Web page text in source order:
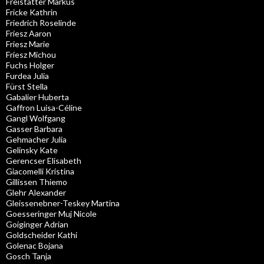
Fricke Kathrin
Friedrich Roselinde
Friesz Aaron
Friesz Marie
Friesz Michou
Fuchs Holger
Furdea Julia
Fürst Stella
Gabalier Huberta
Gaffron Luisa-Céline
Gangl Wolfgang
Gasser Barbara
Gehmacher Julia
Gelinsky Kate
Gerencser Elisabeth
Giacomelli Kristina
Gillissen Thiemo
Glehr Alexander
Gleissenebner-Teskey Martina
Goesseringer Muj Nicole
Goiginger Adrian
Goldscheider Kathi
Golenac Bojana
Gosch Tanja